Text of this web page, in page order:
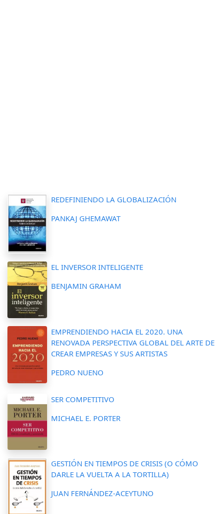
REDEFINIENDO LA GLOBALIZACIÓN
PANKAJ GHEMAWAT
EL INVERSOR INTELIGENTE
BENJAMIN GRAHAM
EMPRENDIENDO HACIA EL 2020. UNA
RENOVADA PERSPECTIVA GLOBAL DEL ARTE DE
CREAR EMPRESAS Y SUS ARTISTAS
PEDRO NUENO
SER COMPETITIVO
MICHAEL E. PORTER
GESTIÓN EN TIEMPOS DE CRISIS (O CÓMO
DARLE LA VUELTA A LA TORTILLA)
JUAN FERNÁNDEZ-ACEYTUNO